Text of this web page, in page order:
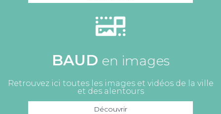
BAUD en images
Retrouvez ici toutes les images et vidéos de la ville
et des alentours
Découvrir